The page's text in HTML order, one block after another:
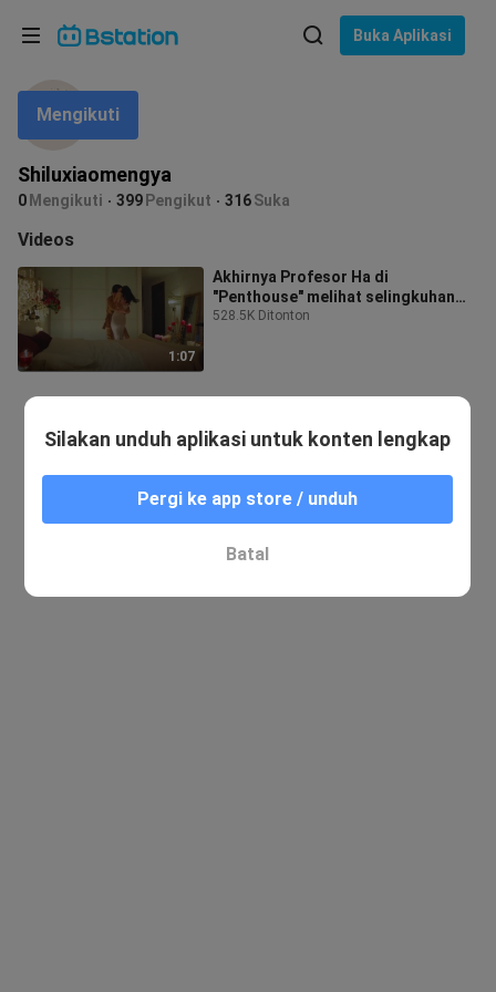
Buka Aplikasi
Shiluxiaomengya
0 Mengikuti 399 Pengikut 316Suka
Mengikuti
Videos
1:07
Akhirnya Profesor Ha di
"Penthouse" melihat selingkuhan
istrinya siapa
528.5K Ditonton
Silakan unduh aplikasi untuk konten lengkap
Pergi ke app store / unduh
Batal
Bahasa: Bahasa Indonesia
Pilih bahasa
English
Tiếng Việt
Bahasa Melayu